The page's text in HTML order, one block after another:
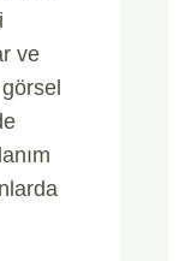
ve